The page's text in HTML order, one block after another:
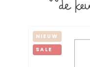
NIEUW
SALE